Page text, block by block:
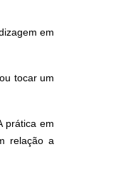
em
tocar um
prática em
relação a